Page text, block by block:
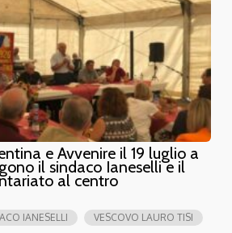
e Avvenire il 19 luglio a
il sindaco Ianeselli e il
al centro
IANESELLI
VESCOVO LAURO TISI